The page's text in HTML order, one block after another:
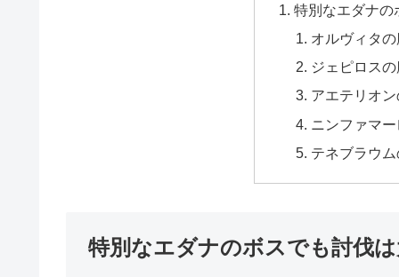
特別なエダナの
オルヴィタ
ジェピロス
アエテリオ
ニンファマ
テネブラウ
特別なエダナのボスでも討伐